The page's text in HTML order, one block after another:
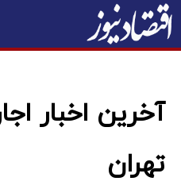
آخرین اخبار
تهران